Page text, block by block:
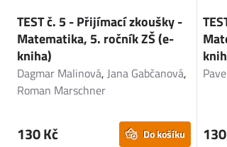
TEST č. 5 - Přijímací zkoušky -
Matematika, 5. ročník ZŠ (e-
kniha)
Dagmar Malinová, Jana Gabčanová,
Roman Marschner
130 Kč Do košíku